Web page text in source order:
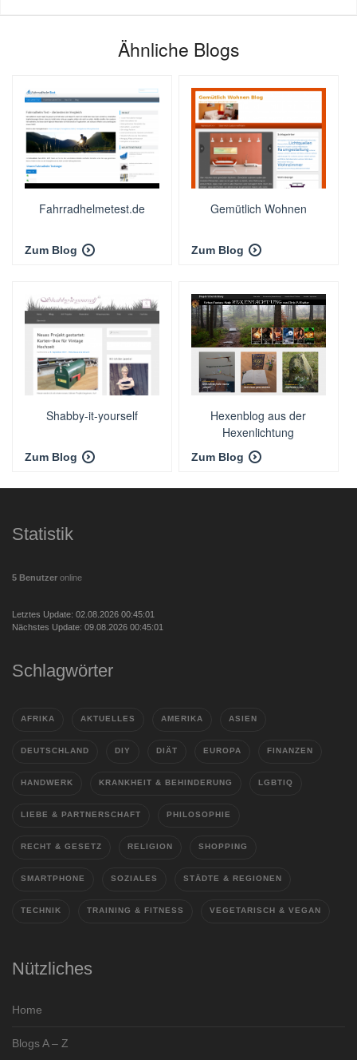
Ähnliche Blogs
Fahrradhelmetest.de
Zum Blog
Gemütlich Wohnen
Zum Blog
Shabby-it-yourself
Zum Blog
Hexenblog aus der
Hexenlichtung
Zum Blog
Statistik
5 Benutzer online
Letztes Update: 02.08.2026 00:45:01
Nächstes Update: 09.08.2026 00:45:01
Schlagwörter
AFRIKA AKTUELLES AMERIKA ASIEN
DEUTSCHLAND DIY DIÄT EUROPA FINANZEN
HANDWERK KRANKHEIT & BEHINDERUNG LGBTIQ
LIEBE & PARTNERSCHAFT PHILOSOPHIE
RECHT & GESETZ RELIGION SHOPPING
SMARTPHONE SOZIALES STÄDTE & REGIONEN
TECHNIK TRAINING & FITNESS VEGETARISCH & VEGAN
Nützliches
Home
Blogs A – Z